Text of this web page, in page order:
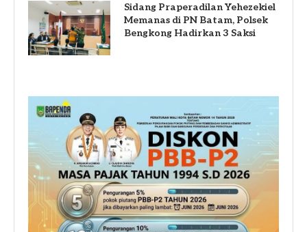
Sidang Praperadilan Yehezekiel
Memanas di PN Batam, Polsek
Bengkong Hadirkan 3 Saksi